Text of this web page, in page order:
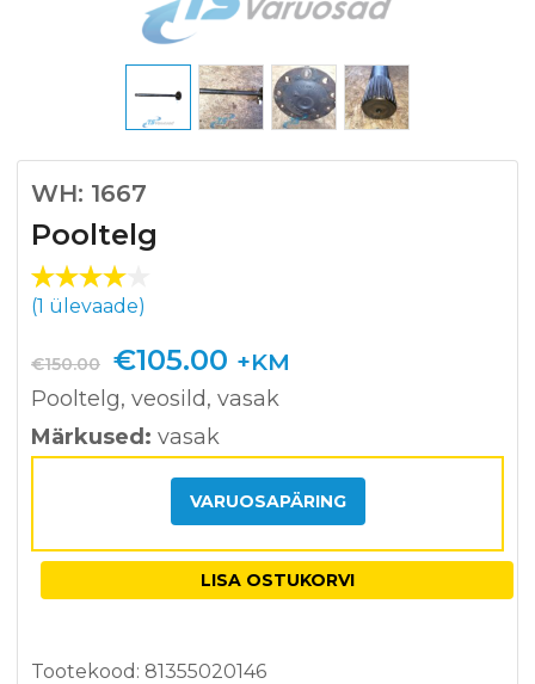
WH: 1667
Pooltelg
Hinnat
ud
1
kliendi
hinnan
põhjal
(1 ülevaade)
€150.00
Algne
hind
oli:
€150.00.
€105.00 Praegune
hind
€105.00.
+KM
Pooltelg, veosild, vasak
Märkused: vasak
VARUOSAPÄRING
LISA OSTUKORVI
Tootekood: 81355020146